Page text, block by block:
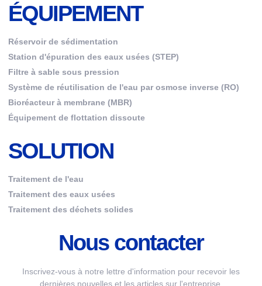
ÉQUIPEMENT
Réservoir de sédimentation
Station d'épuration des eaux usées (STEP)
Filtre à sable sous pression
Système de réutilisation de l'eau par osmose inverse (RO)
Bioréacteur à membrane (MBR)
Équipement de flottation dissoute
SOLUTION
Traitement de l'eau
Traitement des eaux usées
Traitement des déchets solides
Nous contacter
Inscrivez-vous à notre lettre d'information pour recevoir les
dernières nouvelles et les articles sur l'entreprise.